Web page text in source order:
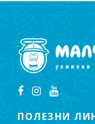
ПОЛЕЗНИ